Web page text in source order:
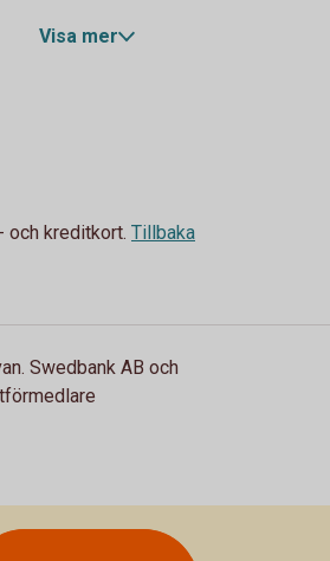
Visa mer
och kreditkort. Tillbaka
Swedbank AB och